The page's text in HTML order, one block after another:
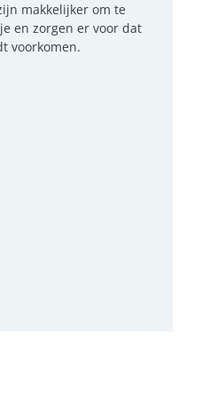
makkelijker om te
en zorgen er voor dat
voorkomen.